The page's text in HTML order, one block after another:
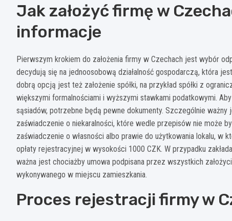
Jak założyć firmę w
informacje
Pierwszym krokiem do założenia firmy w Czechach jest wybór
decydują się na jednoosobową działalność gospodarczą, która
dobrą opcją jest też założenie spółki, na przykład spółki z
większymi formalnościami i wyższymi stawkami podatkowymi.
sąsiadów, potrzebne będą pewne dokumenty. Szczególnie
zaświadczenie o niekaralności, które wedle przepisów nie może
zaświadczenie o własności albo prawie do użytkowania lokalu, w
opłaty rejestracyjnej w wysokości 1000 CZK. W przypadku
ważna jest chociażby umowa podpisana przez wszystkich
wykonywanego w miejscu zamieszkania.
Proces rejestracji firmy w